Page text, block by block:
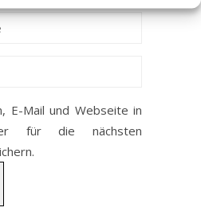
E-Mail und Webseite in
für die nächsten